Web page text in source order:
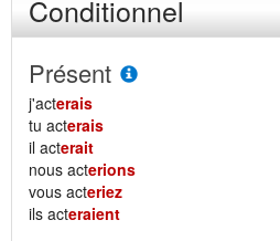
Conditionnel
Présent
j'acterais
tu acterais
il acterait
nous acterions
vous acteriez
ils acteraient